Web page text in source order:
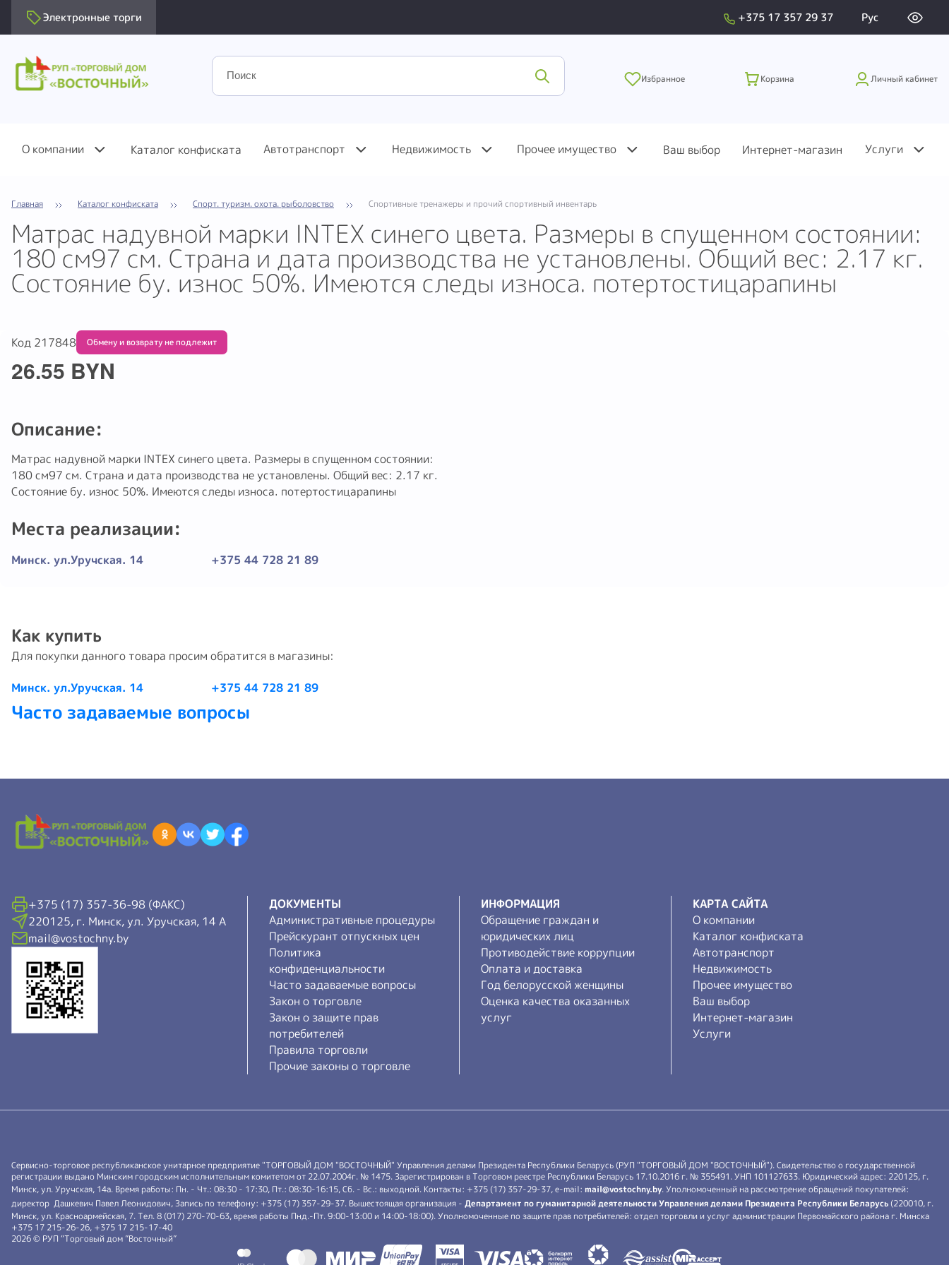
Электронные торги +375 17 357 29 37 Рус
Избранное Корзина Личный кабинет
О компании Каталог конфиската Автотранспорт Недвижимость Прочее имущество Ваш выбор Интернет-магазин Услуги
Главная Каталог конфиската Спорт. туризм. охота. рыболовство Спортивные тренажеры и прочий спортивный инвентарь
Матрас надувной марки INTEX синего цвета. Размеры в спущенном состоянии:
180 см97 см. Страна и дата производства не установлены. Общий вес: 2.17 кг.
Состояние бу. износ 50%. Имеются следы износа. потертостицарапины
Код 217848 Обмену и возврату не подлежит
26.55 BYN
Описание:
Матрас надувной марки INTEX синего цвета. Размеры в спущенном состоянии:
180 см97 см. Страна и дата производства не установлены. Общий вес: 2.17 кг.
Состояние бу. износ 50%. Имеются следы износа. потертостицарапины
Места реализации:
Минск. ул.Уручская. 14 +375 44 728 21 89
Как купить
Для покупки данного товара просим обратится в магазины:
Минск. ул.Уручская. 14 +375 44 728 21 89
Часто задаваемые вопросы
+375 (17) 357-36-98 (ФАКС)
220125, г. Минск, ул. Уручская, 14 А
mail@vostochny.by
ДОКУМЕНТЫ
Административные процедуры
Прейскурант отпускных цен
Политика
конфиденциальности
Часто задаваемые вопросы
Закон о торговле
Закон о защите прав
потребителей
Правила торговли
Прочие законы о торговле
ИНФОРМАЦИЯ
Обращение граждан и
юридических лиц
Противодействие коррупции
Оплата и доставка
Год белорусской женщины
Оценка качества оказанных
услуг
КАРТА САЙТА
О компании
Каталог конфиската
Автотранспорт
Недвижимость
Прочее имущество
Ваш выбор
Интернет-магазин
Услуги
Сервисно-торговое республиканское унитарное предприятие "ТОРГОВЫЙ ДОМ "ВОСТОЧНЫЙ" Управления делами Президента Республики Беларусь (РУП "ТОРГОВЫЙ ДОМ "ВОСТОЧНЫЙ"). Свидетельство о государственной
регистрации выдано Минским городским исполнительным комитетом от 22.07.2004г. № 1475. Зарегистрирован в Торговом реестре Республики Беларусь 17.10.2016 г. № 355491. УНП 101127633. Юридический адрес: 220125, г.
Минск, ул. Уручская, 14а. Время работы: Пн. - Чт.: 08:30 - 17:30, Пт.: 08:30-16:15, Сб. - Вс.: выходной. Контакты: +375 (17) 357-29-37, e-mail: mail@vostochny.by. Уполномоченный на рассмотрение обращений покупателей:
директор Дашкевич Павел Леонидович, Запись по телефону: +375 (17) 357-29-37. Вышестоящая организация - Департамент по гуманитарной деятельности Управления делами Президента Республики Беларусь (220010, г.
Минск, ул. Красноармейская, 7. Тел. 8 (017) 270-70-63, время работы Пнд.-Пт. 9:00-13:00 и 14:00-18:00). Уполномоченные по защите прав потребителей: отдел торговли и услуг администрации Первомайского района г. Минска
+375 17 215-26-26, +375 17 215-17-40
2026 © РУП “Торговый дом ”Восточный”